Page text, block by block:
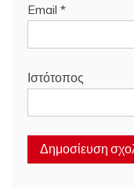
Email *
Ιστότοπος